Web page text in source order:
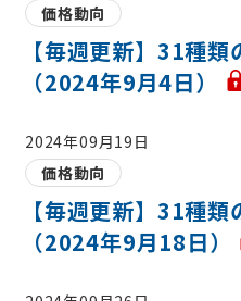
価格動向
【毎週更新】31種
（2024年9月4日）
2024年09月19日
価格動向
【毎週更新】31種
（2024年9月18日）